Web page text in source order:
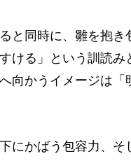
と同時に、雛を抱
ける」という訓読み
向かうイメージは
にかばう包容力、